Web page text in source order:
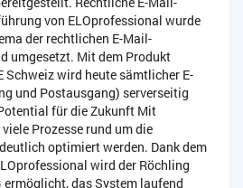
von ELOprofessional wurde
der rechtlichen E-Mail-
umgesetzt. Mit dem Produkt
Schweiz wird heute sämtlicher E-
und Postausgang) serverseitig
für die Zukunft Mit
Prozesse rund um die
optimiert werden. Dank dem
wird der Röchling
das System laufend